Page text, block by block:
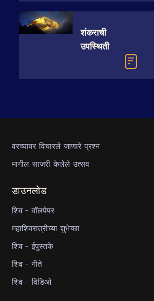
शंकराची
उपस्थिती
वरच्यावर विचारले जाणारे प्रश्न
मागील साजरी केलेले उत्सव
डाउनलोड
शिव - वॉलपेपर
महाशिवरात्रीच्या शुभेच्छा
शिव - ईपुस्तके
शिव - गीते
शिव - विडिओ